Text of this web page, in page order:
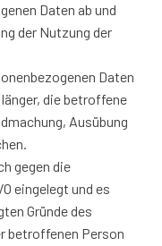
Daten ab und
der Nutzung der
Daten
die betroffene
Ausübung
gegen die
eingelegt und es
Gründe des
betroffenen Person